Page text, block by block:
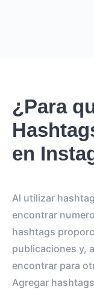
¿Para
en
Al utilizar
encontrar
hashtags
publicaciones y,
encontrar para
Agregar